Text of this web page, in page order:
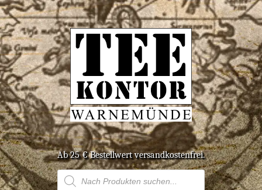
Ab 25 € Bestell­wert versandkostenfrei.
Products
search